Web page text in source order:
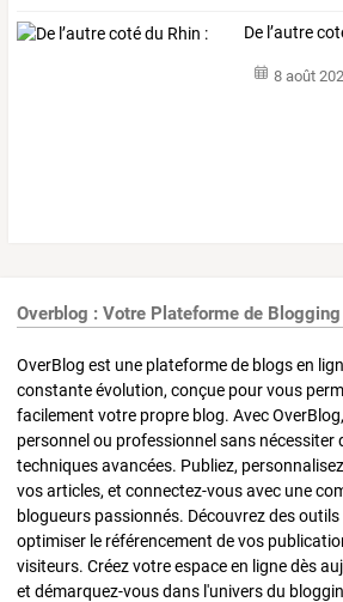
De l’autre
8 août
Overblog : Votre Plateforme de
OverBlog est une plateforme de blogs en
constante évolution, conçue pour vous
facilement votre propre blog. Avec
personnel ou professionnel sans nécessiter
techniques avancées. Publiez,
vos articles, et connectez-vous avec une
blogueurs passionnés. Découvrez des
optimiser le référencement de vos
visiteurs. Créez votre espace en ligne dès
et démarquez-vous dans l'univers du